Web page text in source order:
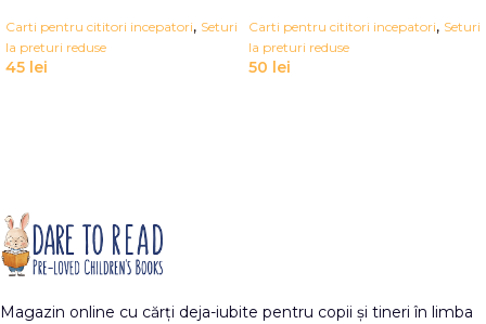
Carti pentru cititori incepatori, Seturi
la preturi reduse
45 lei
Carti pentru cititori incepatori, Seturi
la preturi reduse
50 lei
Magazin online cu cărți deja-iubite pentru copii și tineri în limba